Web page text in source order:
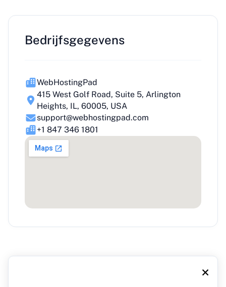
×
Bedrijfsgegevens
WebHostingPad
415 West Golf Road, Suite 5, Arlington
Heights, IL, 60005, USA
support@webhostingpad.com
+1 847 346 1801